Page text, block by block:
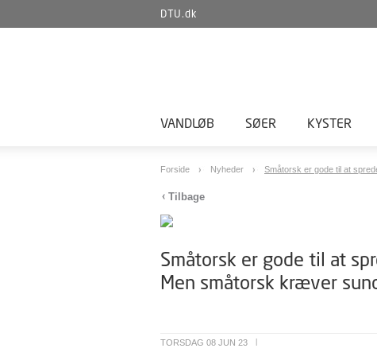
DTU.dk
VANDLØB SØER KYSTER
Forside Nyheder Småtorsk er gode til at
Tilbage
Småtorsk er gode til at
Men småtorsk kræver
TORSDAG 08 JUN 23